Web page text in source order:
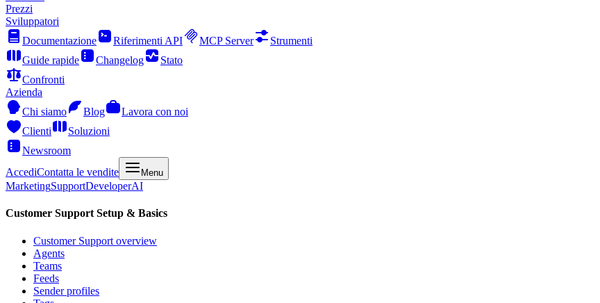
Prezzi
Sviluppatori
Documentazione
Riferimenti API MCP Server
Strumenti
Guide rapide
Changelog
Stato
Confronti
Azienda
Chi siamo
Blog
Lavora con noi
Clienti
Soluzioni
Newsroom
AccediContatta le vendite Menu
MarketingSupportDeveloperAI
Customer Support Setup & Basics
Customer Support overview
Agents
Teams
Feeds
Sender profiles